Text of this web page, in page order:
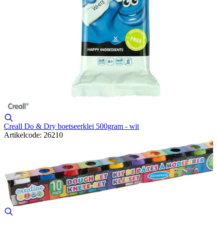
Creall Do & Dry boetseerklei 500gram - wit
Artikelcode: 26210